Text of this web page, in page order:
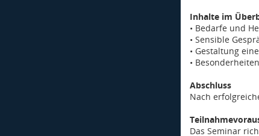
Inhalte im
• Bedarfe und
• Sensible
• Gestaltung
•
Abschluss
Nach
Das Seminar